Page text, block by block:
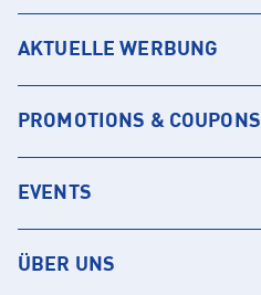
AKTUELLE WERBUNG
PROMOTIONS & COUPONS
EVENTS
ÜBER UNS